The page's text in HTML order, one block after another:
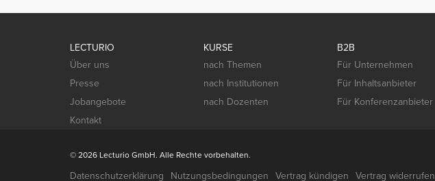
LECTURIO
Über uns
Presse
Jobangebote
Kontakt
KURSE
nach Themen
nach Institutionen
nach Dozenten
B2B
Für Unternehmen
Für Inhaltsanbieter
Für Konferenzanbieter
© 2026 Lecturio GmbH. Alle Rechte vorbehalten.
Datenschutzerklärung Nutzungsbedingungen Vertrag kündigen Vertrag widerrufen